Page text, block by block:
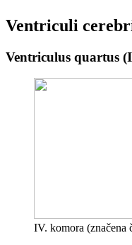
Ventriculi
Ventriculus quartus
IV. komora (značena